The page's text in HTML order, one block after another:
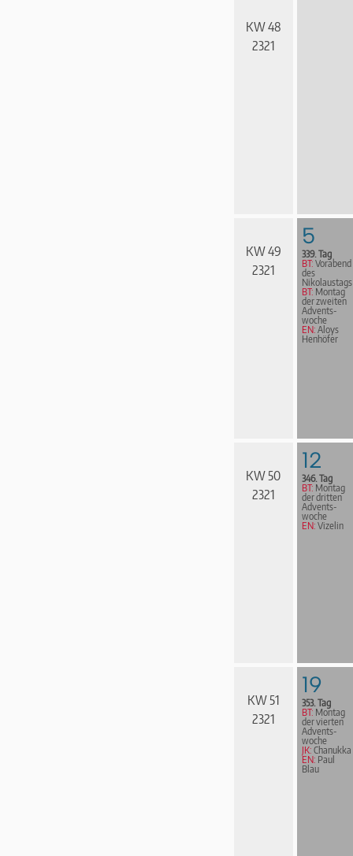
KW 48
2321
KW 49
2321
5
339. Tag
BT: Vorabend
des
Nikolaustags
BT: Montag
der zweiten
Advents­
woche
EN: Aloys
Henhöfer
KW 50
2321
12
346. Tag
BT: Montag
der dritten
Advents­
woche
EN: Vizelin
KW 51
2321
19
353. Tag
BT: Montag
der vierten
Advents­
woche
JK: Chanukka
EN: Paul
Blau